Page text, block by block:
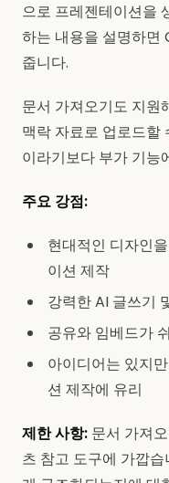
으로 프레젠테이션을
하는 내용을 설명하
줍니다.
문서 가져오기도 지원
맥락 자료로 업로드할
이라기보다 부가 기능
주요 강점:
현대적인 디자인
이션 제작
강력한 AI 글쓰기
공유와 임베드가
아이디어는 있지
션 제작에 유리
제한 사항: 문서 가져
츠 참고 도구에 가깝